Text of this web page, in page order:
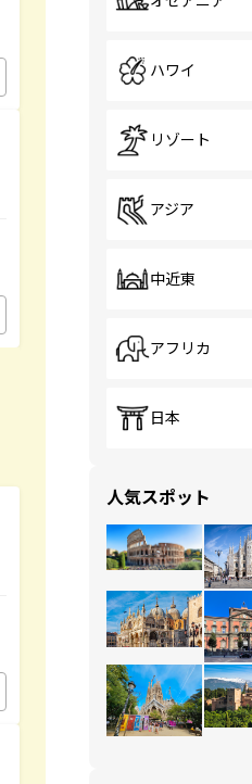
ハワイ
リゾート
アジア
中近東
アフリカ
日本
人気スポット